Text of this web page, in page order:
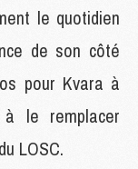
le quotidien
de son côté
pour Kvara à
le remplacer
LOSC.